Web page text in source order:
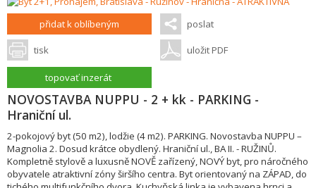
přidat k oblíbeným poslat
tisk uložit PDF
topovať inzerát
NOVOSTAVBA NUPPU - 2 + kk - PARKING -
Hraniční ul.
2-pokojový byt (50 m2), lodžie (4 m2). PARKING. Novostavba NUPPU –
Magnolia 2. Dosud krátce obydlený. Hraniční ul., BA II. - RUŽINŮ.
Kompletně stylově a luxusně NOVĚ zařízený, NOVÝ byt, pro náročného
obyvatele atraktivní zóny širšího centra. Byt orientovaný na ZÁPAD, do